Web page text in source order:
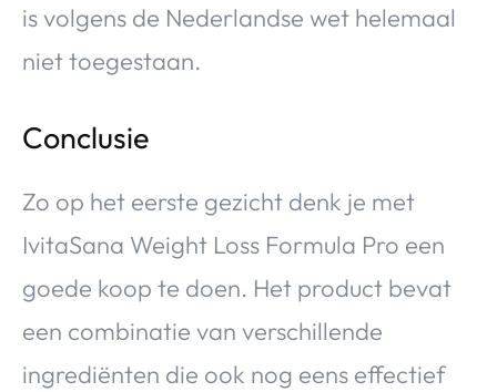
is volgens de Nederlandse wet helemaal
niet toegestaan.
Conclusie
Zo op het eerste gezicht denk je met
IvitaSana Weight Loss Formula Pro een
goede koop te doen. Het product bevat
een combinatie van verschillende
ingrediënten die ook nog eens effectief